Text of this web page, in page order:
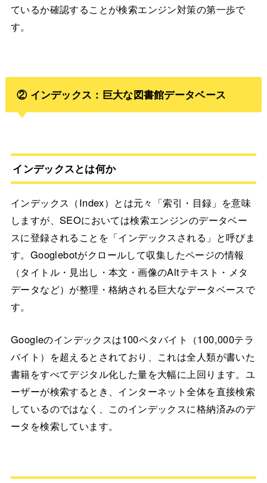
ているか確認することが検索エンジン対策の第一歩で
す。
② インデックス：巨大な図書館データベース
インデックスとは何か
インデックス（Index）とは元々「索引・目録」を意味
しますが、SEOにおいては検索エンジンのデータベー
スに登録されることを「インデックスされる」と呼びま
す。Googlebotがクロールして収集したページの情報
（タイトル・見出し・本文・画像のAltテキスト・メタ
データなど）が整理・格納される巨大なデータベースで
す。
Googleのインデックスは100ペタバイト（100,000テラ
バイト）を超えるとされており、これは全人類が書いた
書籍をすべてデジタル化した量を大幅に上回ります。ユ
ーザーが検索するとき、インターネット全体を直接検索
しているのではなく、このインデックスに格納済みのデ
ータを検索しています。